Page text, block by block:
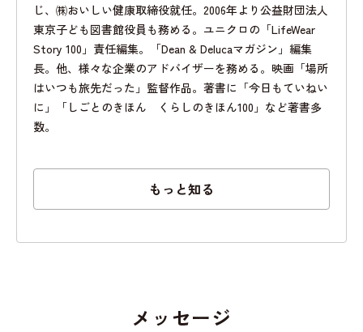
じ、㈱おいしい健康取締役就任。2006年より公益財団法人
東京子ども図書館役員も務める。ユニクロの「LifeWear
Story 100」責任編集。「Dean & Delucaマガジン」編集
長。他、様々な企業のアドバイザーを務める。映画「場所
はいつも旅先だった」監督作品。著書に「今日もていねい
に」「しごとのきほん くらしのきほん100」など著書多
数。
もっと知る
メッセージ